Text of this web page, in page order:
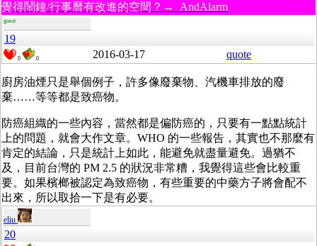
覺得鬧鐘/行事曆有改進的空間？→ AndAlarm
guest
19
0 0 2016-03-17 quote
廚房油煙只是舉個例子，許多像廢棄物、汽機車排放的廢
棄……等等都是致癌物。
防癌組織的一些內容，當然都是偏防癌的，只要有一點點統計
上的問題，就會大作文章。WHO 的一些報告，其實也不那麼有
肯定的結論，只是統計上如此，能避免就盡量避免。過猶不
及，目前台灣的 PM 2.5 的狀況非常糟，我覺得這些會比較重
要。如果檳榔被認定為致癌物，有些重要的中藥方子將會配不
出來，所以取拾一下是有必要。
eliu
20